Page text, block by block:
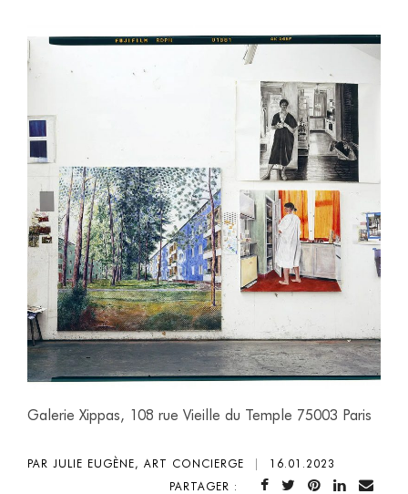
Galerie Xippas, 108 rue Vieille du Temple 75003 Paris
PAR JULIE EUGÈNE, ART CONCIERGE
16.01.2023
PARTAGER :